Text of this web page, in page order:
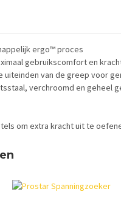
ergo™ proces
gebruikscomfort en
uiteinden van de greep voor
verchroomd en geheel
om extra kracht uit te